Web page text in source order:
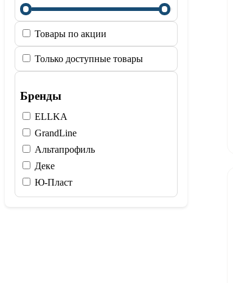
Товары по акции
Только доступные товары
Бренды
ELLKA
GrandLine
Альтапрофиль
Деке
Ю-Пласт